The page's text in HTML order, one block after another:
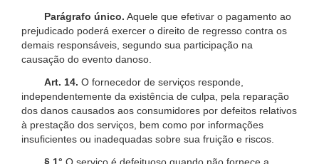
Parágrafo único. Aquele que efetivar o pagamento ao
prejudicado poderá exercer o direito de regresso contra os
demais responsáveis, segundo sua participação na
causação do evento danoso.
Art. 14. O fornecedor de serviços responde,
independentemente da existência de culpa, pela reparação
dos danos causados aos consumidores por defeitos relativos
à prestação dos serviços, bem como por informações
insuficientes ou inadequadas sobre sua fruição e riscos.
§ 1° O serviço é defeituoso quando não fornece a